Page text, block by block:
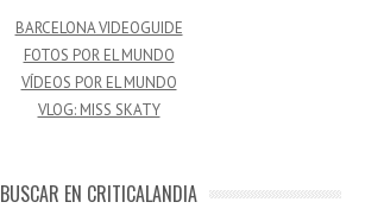
BARCELONA VIDEOGUIDE
FOTOS POR EL MUNDO
VÍDEOS POR EL MUNDO
VLOG: MISS SKATY
BUSCAR EN CRITICALANDIA